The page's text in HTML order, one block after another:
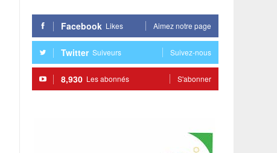
Facebook Likes Aimez notre page
Twitter Suiveurs Suivez-nous
8,930 Les abonnés S'abonner